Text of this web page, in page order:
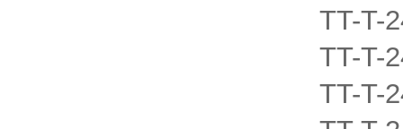
TT-T-
TT-T-
TT-T-